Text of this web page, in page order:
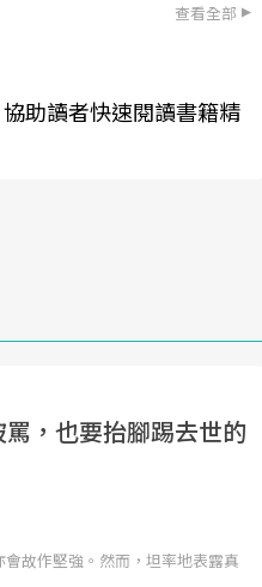
查看全部
助讀者快速閱讀書籍精
，也要抬腳踢去世的
故作堅強。然而，坦率地表露真